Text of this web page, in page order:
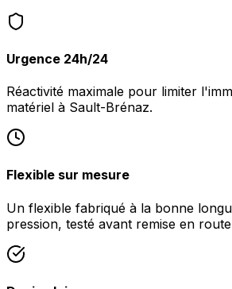
Urgence 24h/24
Réactivité maximale pour limiter
matériel à Sault-Brénaz.
Flexible sur mesure
Un flexible fabriqué à la bonne
pression, testé avant remise en